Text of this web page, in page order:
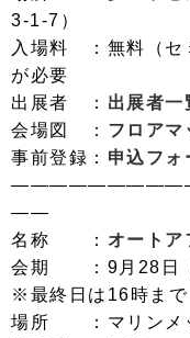
3-1-7）
入場料 ：無料（セ
が必要
出展者 ： 出展者一
会場図 ： フロアマ
事前登録： 申込フォ
――
名称 ： オート
会期 ：9月28日（
※最終日は16時まで
場所 ：マリンメッ